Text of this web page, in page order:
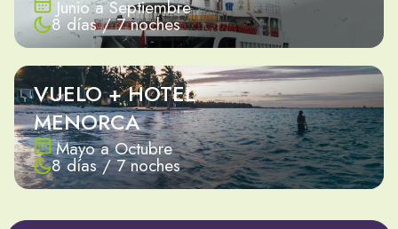
Junio a Septiembre
8 días / 7 noches
VUELO + HOTEL
MENORCA
Mayo a Octubre
8 días / 7 noches